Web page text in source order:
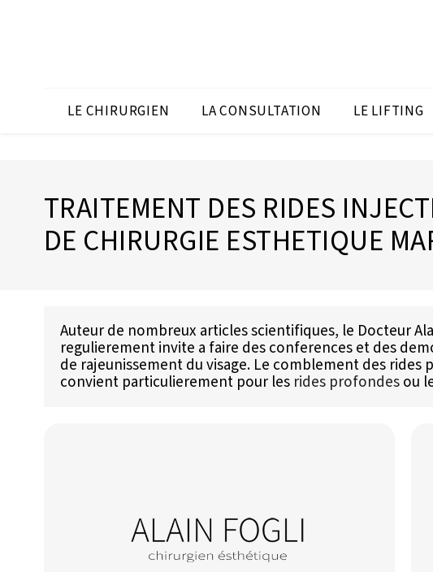
LE CHIRURGIEN LA CONSULTATION LE LIFTING
TRAITEMENT DES RIDES
DE CHIRURGIE ESTHETIQUE
Auteur de nombreux articles scientifiques, le Docteur
regulierement invite a faire des conferences et des
de rajeunissement du visage. Le comblement des rides
convient particulierement pour les rides profondesou